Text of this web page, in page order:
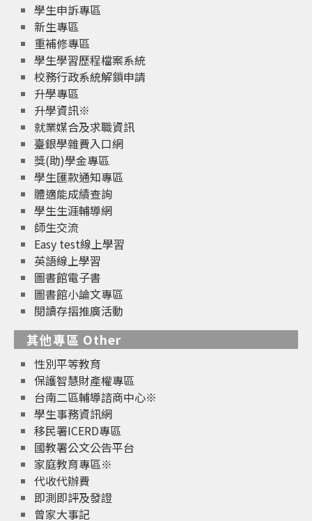
學生申訴專區
新生專區
重補修專區
學生學習歷程檔案系統
校務行政系統解鎖申請
升學專區
升學資訊※
就業媒合及求職資訊
臺銀學雜費入口網
獎(助)學金專區
學生匯款通知專區
體適能成績查詢
學生生涯輔導網
師生交流
Easy test線上學習
英語線上學習
圖書館電子書
圖書館小論文專區
閱讀存摺推廣活動
其他專區 Other
性別平等教育
保護智慧財產權專區
台南二區輔導諮商中心※
學生事務資訊網
移民署ICERD專區
國教署公文公告平台
家庭教育專區※
代收代辦費
即測即評及發證
曾家大事記